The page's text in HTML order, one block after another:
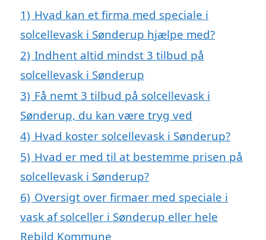
1) Hvad kan et firma med speciale i
solcellevask i Sønderup hjælpe med?
2) Indhent altid mindst 3 tilbud på
solcellevask i Sønderup
3) Få nemt 3 tilbud på solcellevask i
Sønderup, du kan være tryg ved
4) Hvad koster solcellevask i Sønderup?
5) Hvad er med til at bestemme prisen på
solcellevask i Sønderup?
6) Oversigt over firmaer med speciale i
vask af solceller i Sønderup eller hele
Rebild Kommune